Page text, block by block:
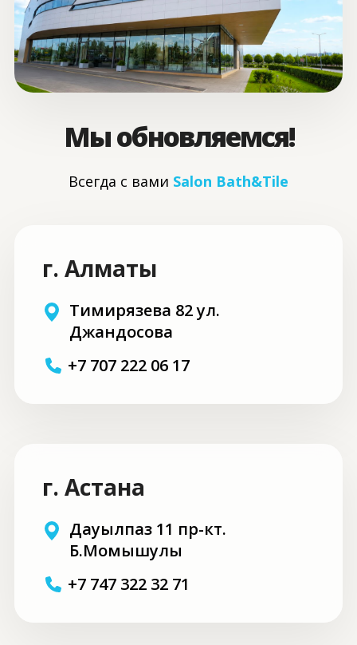
Мы обновляемся!
Всегда с вами Salon Bath&Tile
г. Алматы
Тимирязева 82 ул.
Джандосова
+7 707 222 06 17
г. Астана
Дауылпаз 11 пр-кт.
Б.Момышулы
+7 747 322 32 71